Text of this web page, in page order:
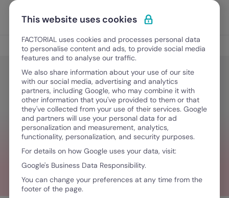
Ir al contenido
Pedir una demo
Gestión de nómina
Gestión de nómina
Cómo se calcula el aguinaldo y
cuándo pagarlo en Argentina
April 24, 2023 9 minutos de lectura
This website uses cookies
FACTORIAL uses cookies and processes personal data
to personalise content and ads, to provide social media
features and to analyse our traffic.
We also share information about your use of our site
with our social media, advertising and analytics
partners, including Google, who may combine it with
other information that you've provided to them or that
they've collected from your use of their services. Google
and partners will use your personal data for ad
personalization and measurement, analytics,
functionality, personalization, and security purposes.
For details on how Google uses your data, visit:
Google's Business Data Responsibility.
You can change your preferences at any time from the
footer of the page.